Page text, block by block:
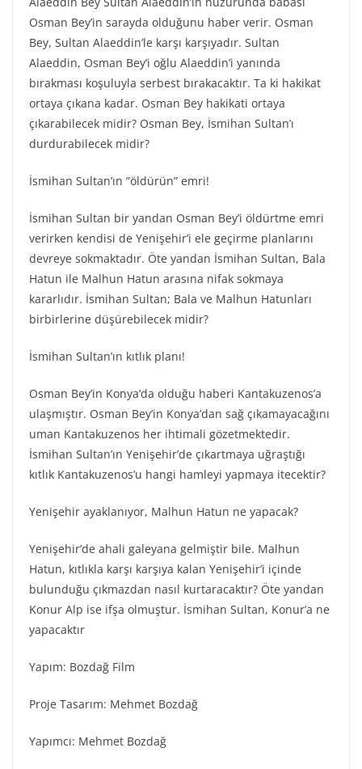
Osman Bey’in sarayda olduğunu haber verir. Osman
Bey, Sultan Alaeddin’le karşı karşıyadır. Sultan
Alaeddin, Osman Bey’i oğlu Alaeddin’i yanında
bırakması koşuluyla serbest bırakacaktır. Ta ki hakikat
ortaya çıkana kadar. Osman Bey hakikati ortaya
çıkarabilecek midir? Osman Bey, İsmihan Sultan’ı
durdurabilecek midir?
İsmihan Sultan’ın ”öldürün” emri!
İsmihan Sultan bir yandan Osman Bey’i öldürtme emri
verirken kendisi de Yenişehir’i ele geçirme planlarını
devreye sokmaktadır. Öte yandan İsmihan Sultan, Bala
Hatun ile Malhun Hatun arasına nifak sokmaya
kararlıdır. İsmihan Sultan; Bala ve Malhun Hatunları
birbirlerine düşürebilecek midir?
İsmihan Sultan’ın kıtlık planı!
Osman Bey’in Konya’da olduğu haberi Kantakuzenos’a
ulaşmıştır. Osman Bey’in Konya’dan sağ çıkamayacağını
uman Kantakuzenos her ihtimali gözetmektedir.
İsmihan Sultan’ın Yenişehir’de çıkartmaya uğraştığı
kıtlık Kantakuzenos’u hangi hamleyi yapmaya itecektir?
Yenişehir ayaklanıyor, Malhun Hatun ne yapacak?
Yenişehir’de ahali galeyana gelmiştir bile. Malhun
Hatun, kıtlıkla karşı karşıya kalan Yenişehir’i içinde
bulunduğu çıkmazdan nasıl kurtaracaktır? Öte yandan
Konur Alp ise ifşa olmuştur. İsmihan Sultan, Konur’a ne
yapacaktır
Yapım: Bozdağ Fi̇lm
Proje Tasarım: Mehmet Bozdağ
Yapımcı: Mehmet Bozdağ